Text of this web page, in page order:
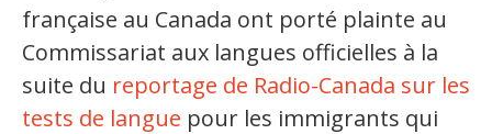
française au Canada ont porté plainte au
Commissariat aux langues officielles à la
suite du reportage de Radio-Canada sur les
tests de langue pour les immigrants qui